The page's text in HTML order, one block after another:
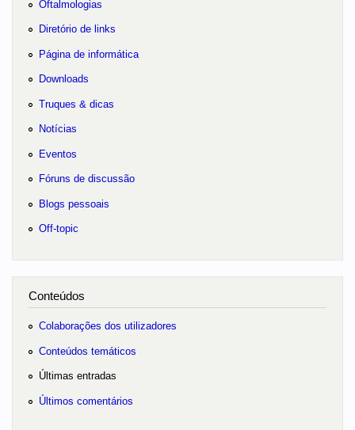
Oftalmologias
Diretório de links
Página de informática
Downloads
Truques & dicas
Notícias
Eventos
Fóruns de discussão
Blogs pessoais
Off-topic
Conteúdos
Colaborações dos utilizadores
Conteúdos temáticos
Últimas entradas
Últimos comentários